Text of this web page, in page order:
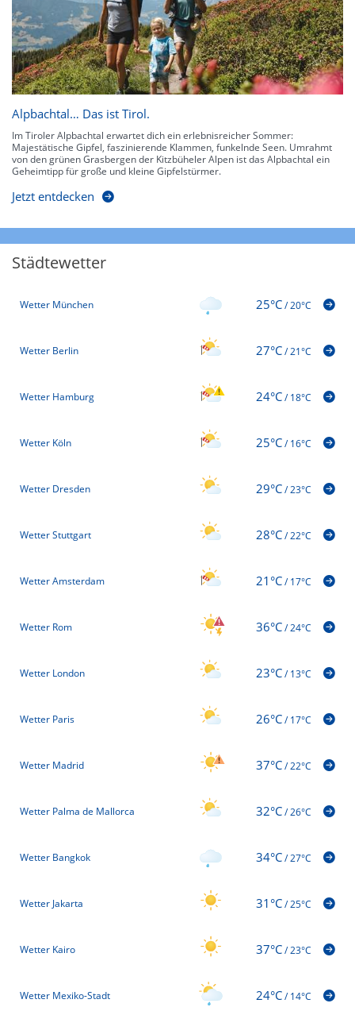
Alpbachtal… Das ist Tirol.
Im Tiroler Alpbachtal erwartet dich ein erlebnisreicher Sommer:
Majestätische Gipfel, faszinierende Klammen, funkelnde Seen. Umrahmt
von den grünen Grasbergen der Kitzbüheler Alpen ist das Alpbachtal ein
Geheimtipp für große und kleine Gipfelstürmer.
Jetzt entdecken
Städtewetter
Wetter München 25°C/20°C
Wetter Berlin 27°C/21°C
Wetter Hamburg 24°C/18°C
Wetter Köln 25°C/16°C
Wetter Dresden 29°C/23°C
Wetter Stuttgart 28°C/22°C
Wetter Amsterdam 21°C/17°C
Wetter Rom 36°C/24°C
Wetter London 23°C/13°C
Wetter Paris 26°C/17°C
Wetter Madrid 37°C/22°C
Wetter Palma de Mallorca 32°C/26°C
Wetter Bangkok 34°C/27°C
Wetter Jakarta 31°C/25°C
Wetter Kairo 37°C/23°C
Wetter Mexiko-Stadt 24°C/14°C